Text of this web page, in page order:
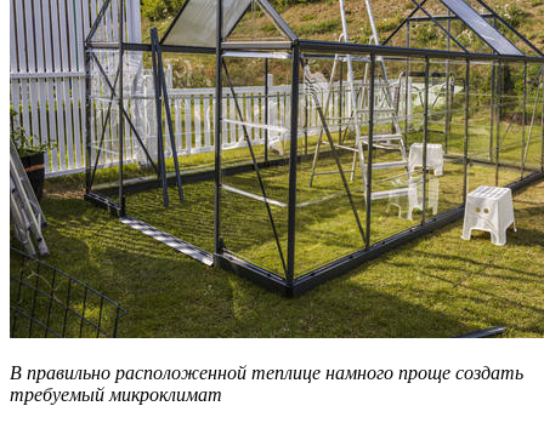
В правильно расположенной теплице намного проще создать
требуемый микроклимат